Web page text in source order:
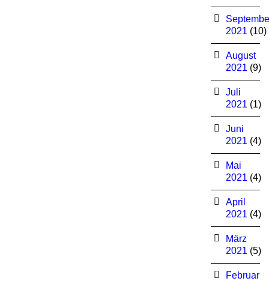
2021 (10)
August
2021 (9)
Juli
2021 (1)
Juni
2021 (4)
Mai
2021 (4)
April
2021 (4)
März
2021 (5)
Februar